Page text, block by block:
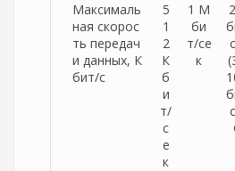
Максималь
ная скорос
ть передач
и данных, К
бит/с
5
1
2
К
б
и
т/
с
е
к
1 М
би
т/се
к